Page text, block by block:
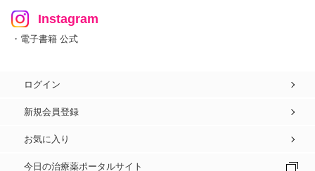
Instagram
・電子書籍 公式
ログイン
新規会員登録
お気に入り
今日の治療薬ポータルサイト